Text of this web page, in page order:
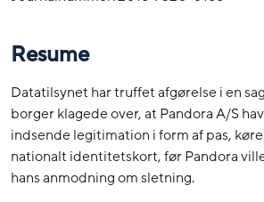
Resume
Datatilsynet har truffet afgørelse i en
borger klagede over, at Pandora A/S
indsende legitimation i form af pas,
nationalt identitetskort, før Pandora
hans anmodning om sletning.